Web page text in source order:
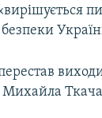
Михайла